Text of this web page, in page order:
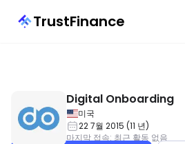
TrustFinance
Digital Onboarding
미국
22 7월 2015 (11 년)
마지막 접속: 최근 활동 없음